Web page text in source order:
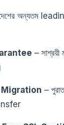
অন্যতম
–
–